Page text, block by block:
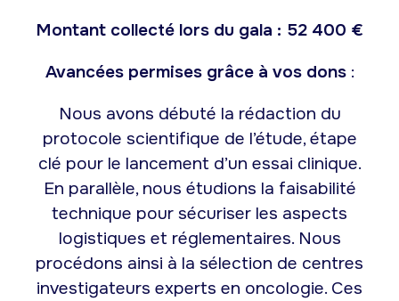
Montant collecté lors du gala : 52 400 €
Avancées permises grâce à vos dons:
Nous avons débuté la rédaction du
protocole scientifique de l’étude, étape
clé pour le lancement d’un essai clinique.
En parallèle, nous étudions la faisabilité
technique pour sécuriser les aspects
logistiques et réglementaires. Nous
procédons ainsi à la sélection de centres
investigateurs experts en oncologie. Ces